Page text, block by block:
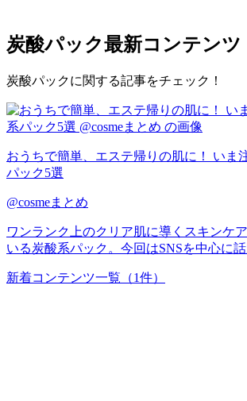
炭酸パック最新コンテンツ
炭酸パックに関する記事をチェック！
おうちで簡単、エステ帰りの肌に！ いま
パック5選
@cosmeまとめ
ワンランク上のクリア肌に導くスキンケ
いる炭酸系パック。今回はSNSを中心に
新着コンテンツ一覧 （1件）